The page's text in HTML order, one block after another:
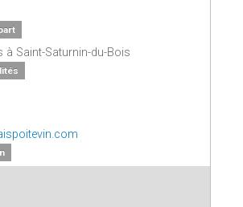
à Saint-Saturnin-du-Bois